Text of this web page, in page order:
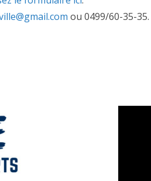
com ou 0499/60-35-35.